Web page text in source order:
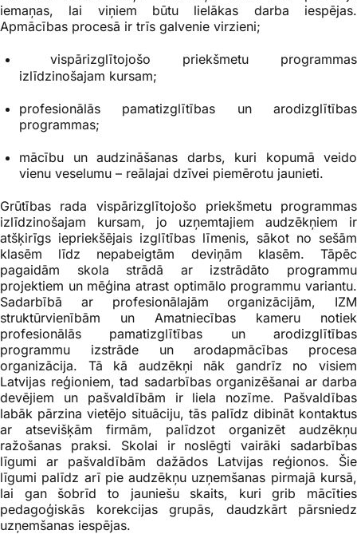
iemaņas, lai viņiem būtu lielākas darba iespējas.
Apmācības procesā ir trīs galvenie virzieni;
vispārizglītojošo priekšmetu programmas
izlīdzinošajam kursam;
profesionālās pamatizglītības un arodizglītības
programmas;
mācību un audzināšanas darbs, kuri kopumā veido
vienu veselumu – reālajai dzīvei piemērotu jaunieti.
Grūtības rada vispārizglītojošo priekšmetu programmas
izlīdzinošajam kursam, jo uzņemtajiem audzēkņiem ir
atšķirīgs iepriekšējais izglītības līmenis, sākot no sešām
klasēm līdz nepabeigtām deviņām klasēm. Tāpēc
pagaidām skola strādā ar izstrādāto programmu
projektiem un mēģina atrast optimālo programmu variantu.
Sadarbībā ar profesionālajām organizācijām, IZM
struktūrvienībām un Amatniecības kameru notiek
profesionālās pamatizglītības un arodizglītības
programmu izstrāde un arodapmācības procesa
organizācija. Tā kā audzēkņi nāk gandrīz no visiem
Latvijas reģioniem, tad sadarbības organizēšanai ar darba
devējiem un pašvaldībām ir liela nozīme. Pašvaldības
labāk pārzina vietējo situāciju, tās palīdz dibināt kontaktus
ar atsevišķām firmām, palīdzot organizēt audzēkņu
ražošanas praksi. Skolai ir noslēgti vairāki sadarbības
līgumi ar pašvaldībām dažādos Latvijas reģionos. Šie
līgumi palīdz arī pie audzēkņu uzņemšanas pirmajā kursā,
lai gan šobrīd to jauniešu skaits, kuri grib mācīties
pedagoģiskās korekcijas grupās, daudzkārt pārsniedz
uzņemšanas iespējas.